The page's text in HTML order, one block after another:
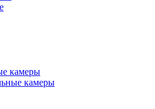
камеры
камеры